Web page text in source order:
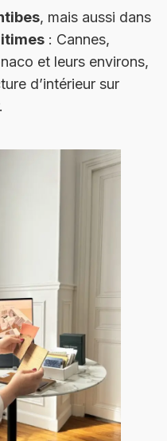
, mais aussi dans
: Cannes,
et leurs environs,
d’intérieur sur